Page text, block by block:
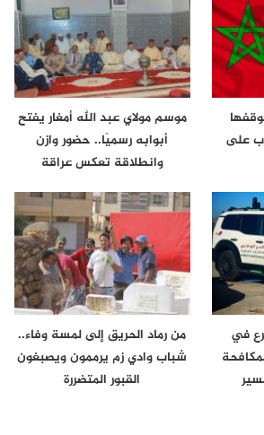
على
موسم مولاي عبد الله أمغار يفتح
أبوابه رسميًا.. حضور وازن
وانطلاقة تعكس عراقة
في
من رماد الحريق إلى لمسة وفاء..
شباب وادي زم يرممون ويصبغون
القبور المتضررة